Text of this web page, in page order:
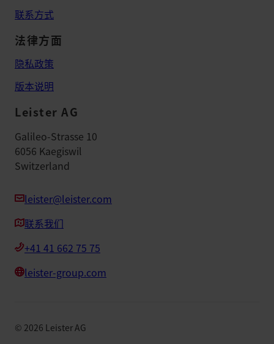
联系方式
法律方面
隐私政策
版本说明
Leister AG
Galileo-Strasse 10
6056 Kaegiswil
Switzerland
leister@leister.com
联系我们
+41 41 662 75 75
leister-group.com
© 2026 Leister AG